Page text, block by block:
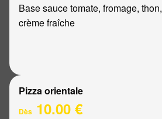
Base sauce tomate, fromage,
crème fraîche
Pizza orientale
Dès 10.00 €